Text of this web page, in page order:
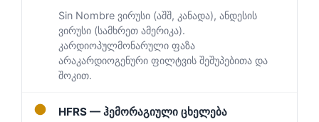
Sin Nombre ვირუსი (აშშ, კანადა), ანდესის
ვირუსი (სამხრეთ ამერიკა).
კარდიოპულმონარული ფაზა
არაკარდიოგენური ფილტვის შეშუპებითა და
შოკით.
●
HFRS — ჰემორაგიული ცხელება